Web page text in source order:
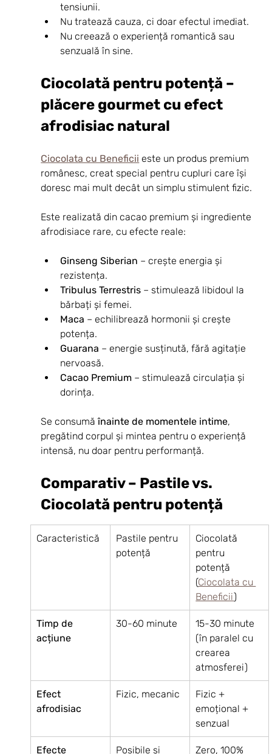
tensiunii.
Nu tratează cauza, ci doar efectul imediat.
Nu creează o experiență romantică sau
senzuală în sine.
Ciocolată pentru potență –
plăcere gourmet cu efect
afrodisiac natural
Ciocolata cu Beneficii este un produs premium
românesc, creat special pentru cupluri care își
doresc mai mult decât un simplu stimulent fizic.
Este realizată din cacao premium și ingrediente
afrodisiace rare, cu efecte reale:
Ginseng Siberian – crește energia și
rezistența.
Tribulus Terrestris – stimulează libidoul la
bărbați și femei.
Maca – echilibrează hormonii și crește
potența.
Guarana – energie susținută, fără agitație
nervoasă.
Cacao Premium – stimulează circulația și
dorința.
Se consumă înainte de momentele intime,
pregătind corpul și mintea pentru o experiență
intensă, nu doar pentru performanță.
Comparativ – Pastile vs.
Ciocolată pentru potență
Caracteristică
Pastile pentru
potență
Ciocolată
pentru
potență
(Ciocolata cu
Beneficii)
Timp de
acțiune
30-60 minute
15-30 minute
(în paralel cu
crearea
atmosferei)
Efect
afrodisiac
Fizic, mecanic
Fizic +
emoțional +
senzual
Efecte Posibile și Zero, 100%